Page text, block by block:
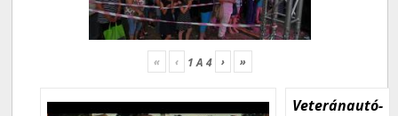
« ‹ 1A 4 › »
Veteránautó-